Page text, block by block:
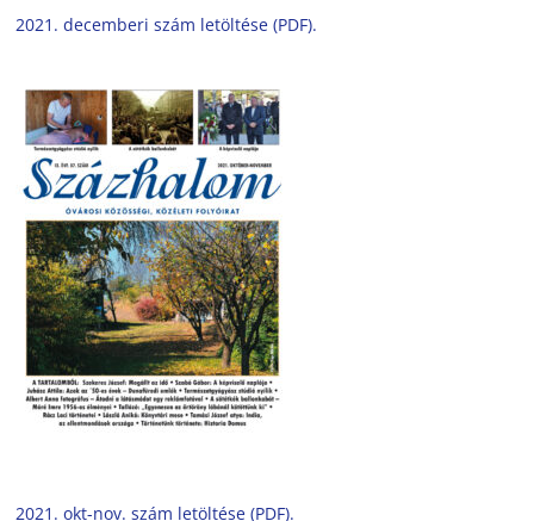
2021. decemberi szám letöltése (PDF).
2021. okt-nov. szám letöltése (PDF).